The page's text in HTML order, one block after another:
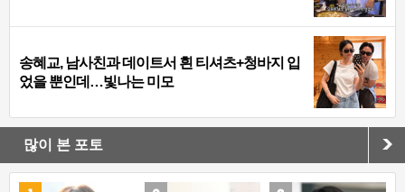
송혜교, 남사친과 데이트서 흰 티셔츠+청바지 입
었을 뿐인데…빛나는 미모
많이 본 포토